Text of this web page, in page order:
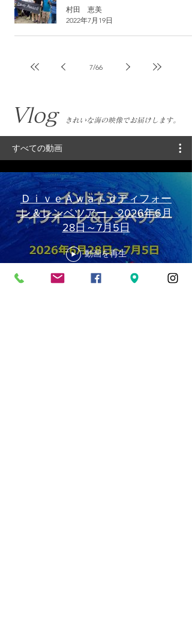
村田 恵美
2022年7月19日
7/66
​Vlog きれいな海の映像でお届けします。
すべての動画
ＤｉｖｅＡｗａｒｄティフォー
レ＆レンベツアー 2026年6月
28日～7月5日
動画を再生